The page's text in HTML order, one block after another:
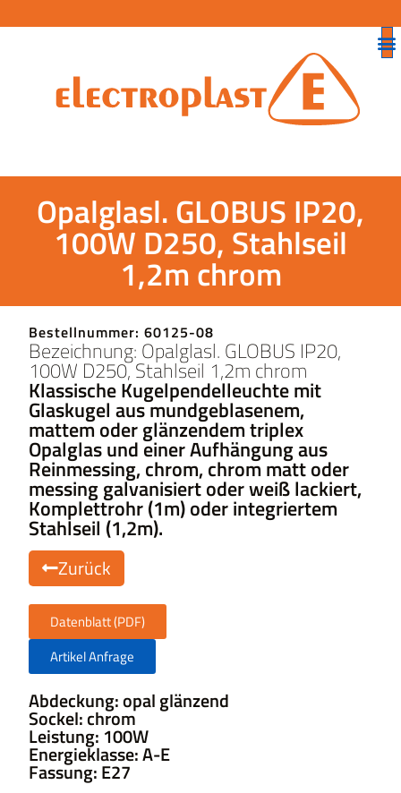
Opalglasl. GLOBUS IP20,
100W D250, Stahlseil
1,2m chrom
Bestellnummer: 60125-08
Bezeichnung: Opalglasl. GLOBUS IP20,
100W D250, Stahlseil 1,2m chrom
Klassische Kugelpendelleuchte mit
Glaskugel aus mundgeblasenem,
mattem oder glänzendem triplex
Opalglas und einer Aufhängung aus
Reinmessing, chrom, chrom matt oder
messing galvanisiert oder weiß lackiert,
Komplettrohr (1m) oder integriertem
Stahlseil (1,2m).
Zurück
Datenblatt (PDF)
Artikel Anfrage
Abdeckung: opal glänzend
Sockel: chrom
Leistung: 100W
Energieklasse: A-E
Fassung: E27